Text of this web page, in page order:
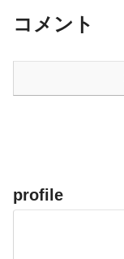
コメント
profile